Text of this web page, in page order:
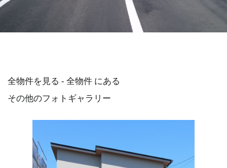
全物件を見る - 全物件 にある
その他のフォトギャラリー